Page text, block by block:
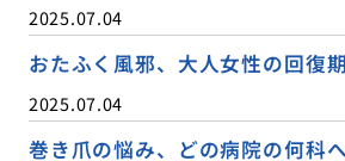
2025.07.04
おたふく風邪、大人女性の回復
2025.07.04
巻き爪の悩み、どの病院の何科